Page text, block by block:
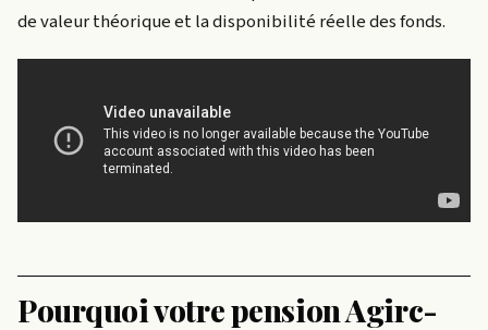
de valeur théorique et la disponibilité réelle des fonds.
Pourquoi votre pension Agirc-